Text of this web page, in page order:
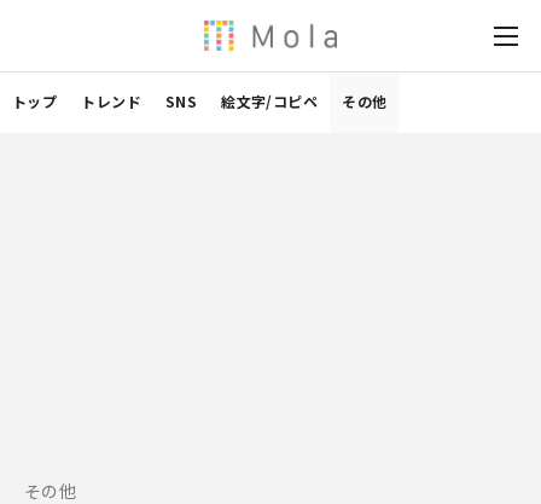
トップ トレンド SNS 絵文字/コピペ その他
その他